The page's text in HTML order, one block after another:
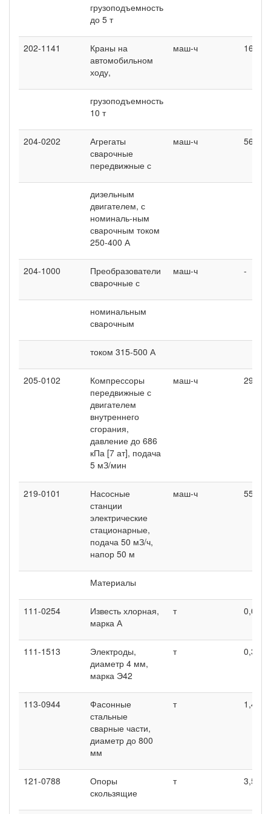
грузоподъемность
до 5 т
202-1141
Краны на
автомобильном
ходу,
маш-ч 167,16
грузоподъемность
10 т
204-0202
Агрегаты
сварочные
передвижные с
маш-ч 564,48
дизельным
двигателем, с
номиналь-ным
сварочным током
250-400 А
204-1000
Преобразователи
сварочные с
маш-ч -
номинальным
сварочным
током 315-500 А
205-0102
Компрессоры
передвижные с
двигателем
внутреннего
сгорания,
давление до 686
кПа [7 ат], подача
5 мЗ/мин
маш-ч 29,4
219-0101
Насосные
станции
электрические
стационарные,
подача 50 мЗ/ч,
напор 50 м
маш-ч 55,1
Материалы
111-0254
Известь хлорная,
марка А
т 0,023
111-1513
Электроды,
диаметр 4 мм,
марка Э42
т 0,345
113-0944
Фасонные
стальные
сварные части,
диаметр до 800
мм
т 1,46
121-0788
Опоры
скользящие
т 3,54